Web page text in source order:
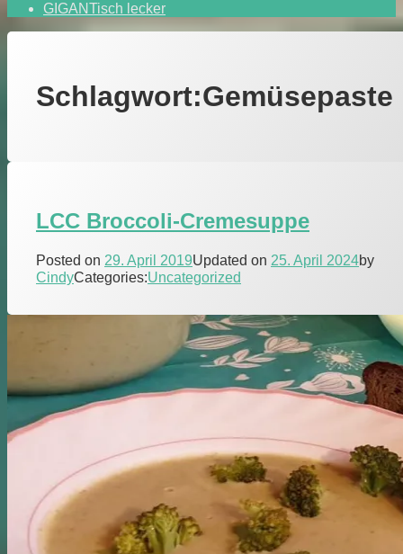
GIGANTisch lecker
Schlagwort:Gemüsepaste
LCC Broccoli-Cremesuppe
Posted on 29. April 2019Updated on 25. April 2024by
CindyCategories:Uncategorized